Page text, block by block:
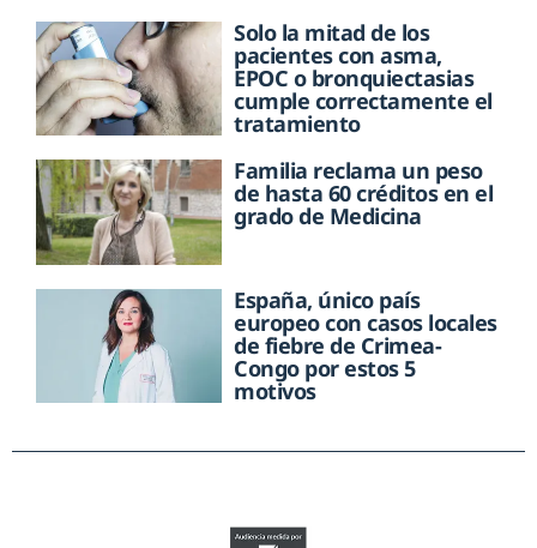
Solo la mitad de los
pacientes con asma,
EPOC o bronquiectasias
cumple correctamente el
tratamiento
Familia reclama un peso
de hasta 60 créditos en el
grado de Medicina
España, único país
europeo con casos locales
de fiebre de Crimea-
Congo por estos 5
motivos